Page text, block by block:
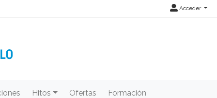
Acceder
Hitos Ofertas Formación